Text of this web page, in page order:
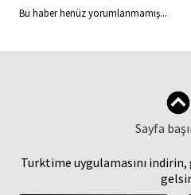
Bu haber henüz yorumlanmamış...
Sayfa
Turktime uygulamasını